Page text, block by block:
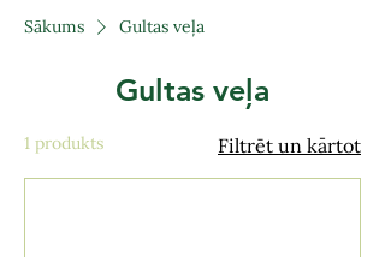
Sākums Gultas veļa
Gultas veļa
1 produkts Filtrēt un kārtot